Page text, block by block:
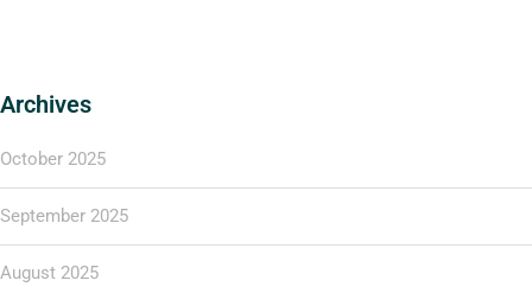
Archives
October 2025
September 2025
August 2025